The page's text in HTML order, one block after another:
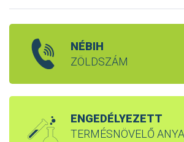
NÉBIH
ZÖLDSZÁM
ENGEDÉLYEZETT
TERMÉSNÖVELŐ